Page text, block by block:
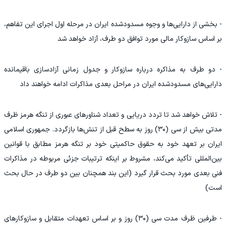
- بخشی از دارایی‌ها و وجوه مسدودشده ایران در مرحله اول اجرای این تفاهم،
بر اساس سازوکار مالی مورد توافق دو طرف، آزاد خواهد شد
- دو طرف به مذاکره درباره سازوکار و جدول زمانی آزادسازی باقیمانده
دارایی‌های مسدودشده ایران در مراحل بعدی مذاکرات ادامه خواهند داد
- تلاش خواهد شد تا تردد دریایی و تعداد شناور‌های عبوری از تنگه هرمز ظرف
مدتی بیش از سی (۳۰) روز به سطح قبل از تنش‌ها بازگردد. جمهوری اسلامی
ایران بر تعهد خود به حقوق حاکمیتی خود بر تنگه هرمز مطابق با قوانین
بین‌المللی تأکید می‌کند، مشروط بر اینکه ترتیبات جزئی مربوطه در مذاکرات
فنی بعدی مورد بحث قرار گیرد (این بند همچنان بین دو طرف در حال بحث
است)
- طرفین ظرف مدت سی (۳۰) روز و بر اساس تعهدات متقابل و سازوکار‌های